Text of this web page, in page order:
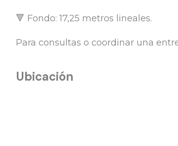
🔻 Fondo: 17,25 metros lineales.
Para consultas o coordinar una
Ubicación